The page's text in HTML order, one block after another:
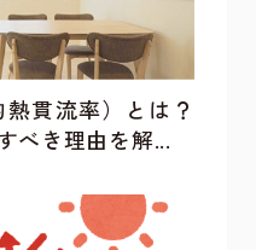
貫流率）とは？
べき理由を解...